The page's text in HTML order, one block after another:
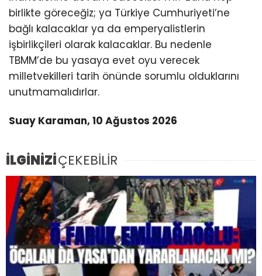
birlikte göreceğiz; ya Türkiye Cumhuriyeti’ne
bağlı kalacaklar ya da emperyalistlerin
işbirlikçileri olarak kalacaklar. Bu nedenle
TBMM’de bu yasaya evet oyu verecek
milletvekilleri tarih önünde sorumlu olduklarını
unutmamalıdırlar.
Suay Karaman, 10 Ağustos 2026
İLGİNİZİÇEKEBİLİR